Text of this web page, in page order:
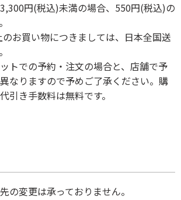
円(税込)未満の場合、550円(税込)の
お買い物につきましては、日本全国送
トでの予約・注文の場合と、店舗で予
なりますので予めご了承ください。購
引き手数料は無料です。
の変更は承っておりません。